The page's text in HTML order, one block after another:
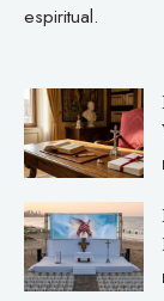
espiritual.